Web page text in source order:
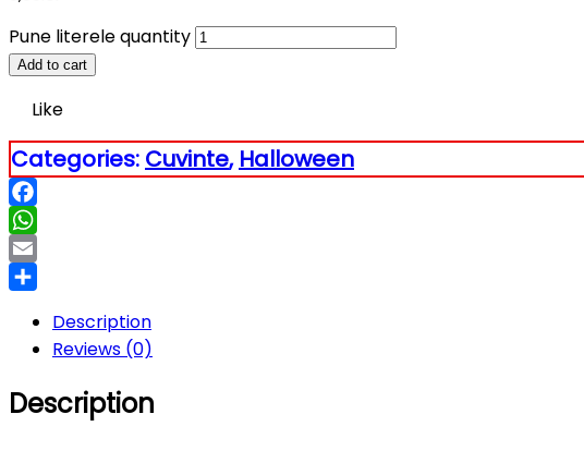
Pune literele quantity
Add to cart
Like
Categories: Cuvinte, Halloween
Facebook
WhatsApp
Email
Description
Reviews (0)
Description